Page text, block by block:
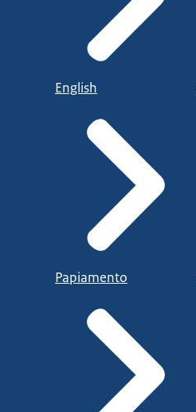
English
Papiamento